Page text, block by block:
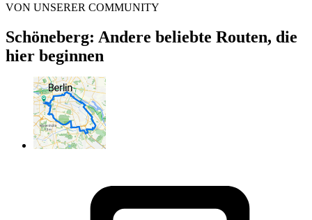
VON UNSERER COMMUNITY
Schöneberg: Andere beliebte Routen, die
hier beginnen